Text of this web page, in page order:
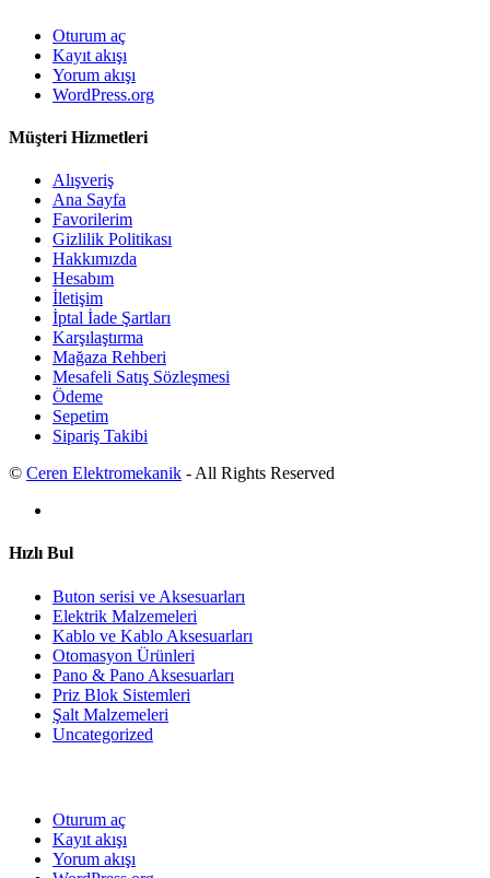
Oturum aç
Kayıt akışı
Yorum akışı
WordPress.org
Müşteri Hizmetleri
Alışveriş
Ana Sayfa
Favorilerim
Gizlilik Politikası
Hakkımızda
Hesabım
İletişim
İptal İade Şartları
Karşılaştırma
Mağaza Rehberi
Mesafeli Satış Sözleşmesi
Ödeme
Sepetim
Sipariş Takibi
© Ceren Elektromekanik - All Rights Reserved
Hızlı Bul
Buton serisi ve Aksesuarları
Elektrik Malzemeleri
Kablo ve Kablo Aksesuarları
Otomasyon Ürünleri
Pano & Pano Aksesuarları
Priz Blok Sistemleri
Şalt Malzemeleri
Uncategorized
Oturum aç
Kayıt akışı
Yorum akışı